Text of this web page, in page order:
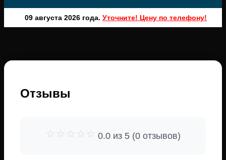
09 августа 2026 года. Уточните! Цену по телефону!
Отзывы
0.0 из 5 (0 отзывов)